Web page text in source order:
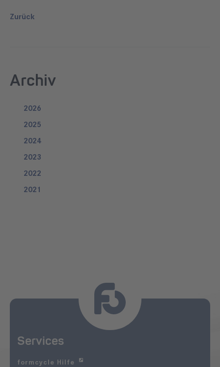
Zurück
Archiv
2026
2025
2024
2023
2022
2021
Services
formcycle Hilfe